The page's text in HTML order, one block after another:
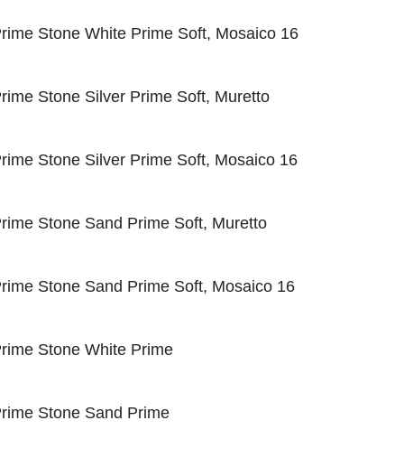
Stone White Prime Soft, Mosaico 16
Stone Silver Prime Soft, Muretto
Stone Silver Prime Soft, Mosaico 16
Stone Sand Prime Soft, Muretto
Stone Sand Prime Soft, Mosaico 16
Stone White Prime
Stone Sand Prime